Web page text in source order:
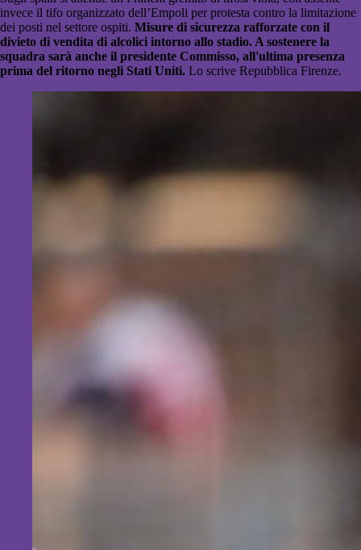
invece il tifo organizzato dell’Empoli per protesta contro la limitazione
dei posti nel settore ospiti. Misure di sicurezza rafforzate con il
divieto di vendita di alcolici intorno allo stadio. A sostenere la
squadra sarà anche il presidente Commisso, all'ultima presenza
prima del ritorno negli Stati Uniti. Lo scrive Repubblica Firenze.